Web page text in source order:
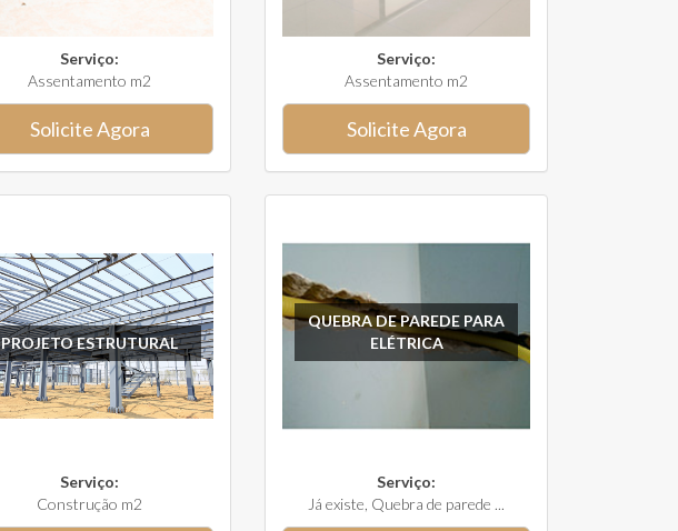
Serviço:
Assentamento m2
Solicite Agora
Serviço:
Assentamento m2
Solicite Agora
PROJETO ESTRUTURAL
Serviço:
Construção m2
QUEBRA DE PAREDE PARA
ELÉTRICA
Serviço:
Já existe, Quebra de parede ...